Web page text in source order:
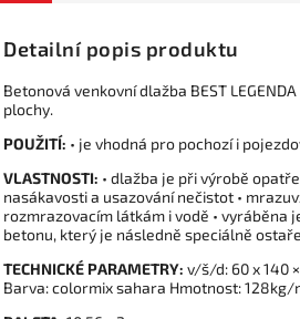
Detailní popis produktu
Betonová venkovní dlažba BEST
plochy.
POUŽITÍ: • je vhodná pro pochozí i
VLASTNOSTI: • dlažba je při výrobě
nasákavosti a usazování nečistot •
rozmrazovacím látkám i vodě • vyráběna
betonu, který je následně speciálně
TECHNICKÉ PARAMETRY: v/š/d: 60 x 140
Barva: colormix sahara Hmotnost: